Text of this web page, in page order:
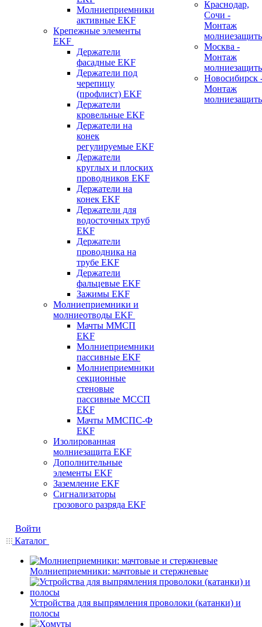
Молниеприемники
активные EKF
Крепежные элементы
EKF
Держатели
фасадные EKF
Держатели под
черепицу
(профлист) EKF
Держатели
кровельные EKF
Держатели на
конек
регулируемые EKF
Держатели
круглых и плоских
проводников EKF
Держатели на
конек EKF
Держатели для
водосточных труб
EKF
Держатели
проводника на
трубе EKF
Держатели
фальцевые EKF
Зажимы EKF
Молниеприемники и
молниеотводы EKF
Мачты ММСП
EKF
Молниеприемники
пассивные EKF
Молниеприемники
секционные
стеновые
пассивные МССП
EKF
Мачты ММСПС-Ф
EKF
Изолированная
молниезащита EKF
Дополнительные
элементы EKF
Заземление EKF
Сигнализаторы
грозового разряда EKF
Краснодар,
Сочи -
Монтаж
Москва -
Монтаж
Новосибирск
Монтаж
Войти
Каталог
Молниеприемники: мачтовые и стержневые
Устройства для выпрямления проволоки (катанки) и
полосы